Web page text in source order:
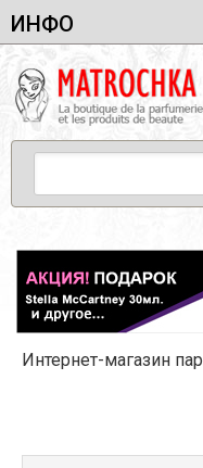
ИНФО
Интернет-магазин